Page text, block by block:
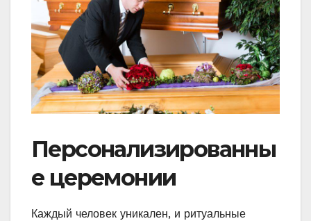
Персонализированны
е церемонии
Каждый человек уникален, и ритуальные